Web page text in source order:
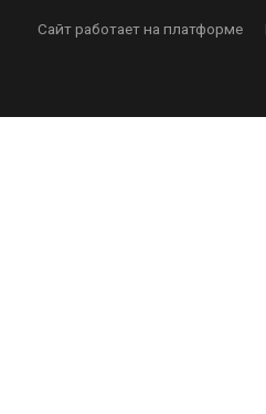
Сайт работает на платформе